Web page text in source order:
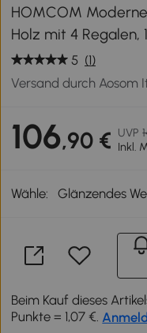
HOMCOM
Holz mit 4 Regalen,
5 (1)
Versand durch Aosom
106,90 € UVP
Inkl.
Wähle: Glänzendes
Beim Kauf dieses
Punkte = 1,07 €.